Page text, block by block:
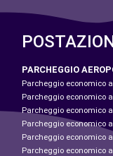
PARCHEGGIO
Parcheggio economico
Parcheggio economico
Parcheggio economico
Parcheggio economico
Parcheggio economico
Parcheggio economico